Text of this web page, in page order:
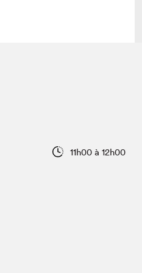
Vidéos et balados11h00 à 12h00